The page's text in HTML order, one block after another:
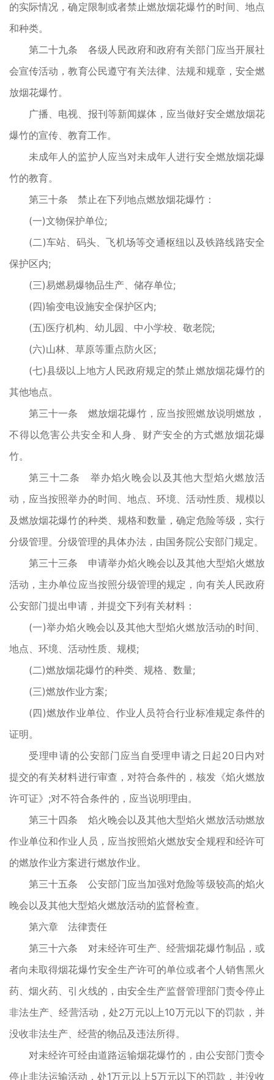
的实际情况，确定限制或者禁止燃放烟花爆竹的时间、地点
和种类。
第二十九条 各级人民政府和政府有关部门应当开展社
会宣传活动，教育公民遵守有关法律、法规和规章，安全燃
放烟花爆竹。
广播、电视、报刊等新闻媒体，应当做好安全燃放烟花
爆竹的宣传、教育工作。
未成年人的监护人应当对未成年人进行安全燃放烟花爆
竹的教育。
第三十条 禁止在下列地点燃放烟花爆竹：
(一)文物保护单位;
(二)车站、码头、飞机场等交通枢纽以及铁路线路安全
保护区内;
(三)易燃易爆物品生产、储存单位;
(四)输变电设施安全保护区内;
(五)医疗机构、幼儿园、中小学校、敬老院;
(六)山林、草原等重点防火区;
(七)县级以上地方人民政府规定的禁止燃放烟花爆竹的
其他地点。
第三十一条 燃放烟花爆竹，应当按照燃放说明燃放，
不得以危害公共安全和人身、财产安全的方式燃放烟花爆
竹。
第三十二条 举办焰火晚会以及其他大型焰火燃放活
动，应当按照举办的时间、地点、环境、活动性质、规模以
及燃放烟花爆竹的种类、规格和数量，确定危险等级，实行
分级管理。分级管理的具体办法，由国务院公安部门规定。
第三十三条 申请举办焰火晚会以及其他大型焰火燃放
活动，主办单位应当按照分级管理的规定，向有关人民政府
公安部门提出申请，并提交下列有关材料：
(一)举办焰火晚会以及其他大型焰火燃放活动的时间、
地点、环境、活动性质、规模;
(二)燃放烟花爆竹的种类、规格、数量;
(三)燃放作业方案;
(四)燃放作业单位、作业人员符合行业标准规定条件的
证明。
受理申请的公安部门应当自受理申请之日起20日内对
提交的有关材料进行审查，对符合条件的，核发《焰火燃放
许可证》;对不符合条件的，应当说明理由。
第三十四条 焰火晚会以及其他大型焰火燃放活动燃放
作业单位和作业人员，应当按照焰火燃放安全规程和经许可
的燃放作业方案进行燃放作业。
第三十五条 公安部门应当加强对危险等级较高的焰火
晚会以及其他大型焰火燃放活动的监督检查。
第六章 法律责任
第三十六条 对未经许可生产、经营烟花爆竹制品，或
者向未取得烟花爆竹安全生产许可的单位或者个人销售黑火
药、烟火药、引火线的，由安全生产监督管理部门责令停止
非法生产、经营活动，处2万元以上10万元以下的罚款，并
没收非法生产、经营的物品及违法所得。
对未经许可经由道路运输烟花爆竹的，由公安部门责令
停止非法运输活动，处1万元以上5万元以下的罚款，并没收